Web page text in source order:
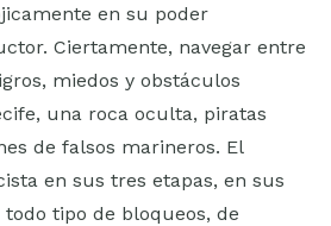
en su poder
Ciertamente, navegar entre
miedos y obstáculos
una roca oculta, piratas
de falsos marineros. El
en sus tres etapas, en sus
tipo de bloqueos, de